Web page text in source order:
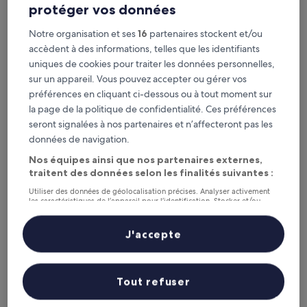
9.6
sur
10,
Exceptionnel,
(126 avis)
9,6/10 Exceptionnel (126 avis)
Le
nouveau
prix
80 €
80 €
taxes et frais compris
9 août - 10 août
IntercityHotel Duisburg
IntercityHotel Duisburg
Centre-ville de Duisbourg, à 0,4 km de : Gare centrale de
8.8
8,8/10 Excellent (826 avis)
IntercityHotel Duisburg
protéger vos données
Notre organisation et ses16 partenaires stockent et/ou
accèdent à des informations, telles que les identifiants
uniques de cookies pour traiter les données personnelles,
sur un appareil. Vous pouvez accepter ou gérer vos
préférences en cliquant ci-dessous ou à tout moment sur
la page de la politique de confidentialité. Ces préférences
seront signalées à nos partenaires et n’affecteront pas les
données de navigation.
Nos équipes ainsi que nos partenaires externes,
traitent des données selon les finalités suivantes :
Utiliser des données de géolocalisation précises. Analyser activement
les caractéristiques de l’appareil pour l’identification. Stocker et/ou
personnalisés, mesure de performance des publicités et du contenu,
études d’audience et développement de services.
Liste de nos partenaires (fournisseurs)
Tout refuser
J'accepte